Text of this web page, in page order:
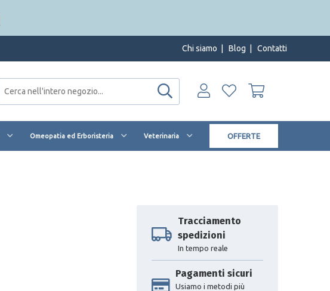
Chi siamo Blog Contatti
Omeopatia ed Erboristeria Veterinaria OFFERTE
Tracciamento
spedizioni
In tempo reale
Pagamenti sicuri
Usiamo i metodi più